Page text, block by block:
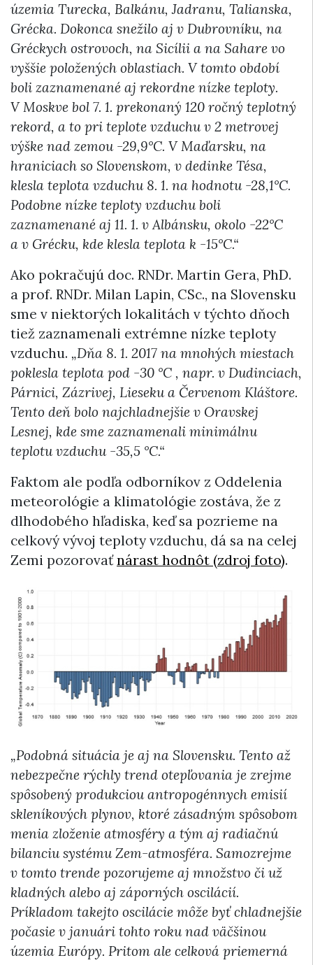
územia Turecka, Balkánu, Jadranu, Talianska,
Grécka. Dokonca snežilo aj v Dubrovníku, na
Gréckych ostrovoch, na Sicílii a na Sahare vo
vyššie položených oblastiach. V tomto období
boli zaznamenané aj rekordne nízke teploty.
V Moskve bol 7. 1. prekonaný 120 ročný teplotný
rekord, a to pri teplote vzduchu v 2 metrovej
výške nad zemou -29,9°C. V Maďarsku, na
hraniciach so Slovenskom, v dedinke Tésa,
klesla teplota vzduchu 8. 1. na hodnotu -28,1°C.
Podobne nízke teploty vzduchu boli
zaznamenané aj 11. 1. v Albánsku, okolo -22°C
a v Grécku, kde klesla teplota k -15°C.“
Ako pokračujú doc. RNDr. Martin Gera, PhD.
a prof. RNDr. Milan Lapin, CSc., na Slovensku
sme v niektorých lokalitách v týchto dňoch
tiež zaznamenali extrémne nízke teploty
vzduchu. „Dňa 8. 1. 2017 na mnohých miestach
poklesla teplota pod -30 °C , napr. v Dudinciach,
Párnici, Zázrivej, Lieseku a Červenom Kláštore.
Tento deň bolo najchladnejšie v Oravskej
Lesnej, kde sme zaznamenali minimálnu
teplotu vzduchu -35,5 °C.“
Faktom ale podľa odborníkov z Oddelenia
meteorológie a klimatológie zostáva, že z
dlhodobého hľadiska, keď sa pozrieme na
celkový vývoj teploty vzduchu, dá sa na celej
Zemi pozorovaťnárast hodnôt (zdroj foto).
„Podobná situácia je aj na Slovensku. Tento až
nebezpečne rýchly trend otepľovania je zrejme
spôsobený produkciou antropogénnych emisií
skleníkových plynov, ktoré zásadným spôsobom
menia zloženie atmosféry a tým aj radiačnú
bilanciu systému Zem-atmosféra. Samozrejme
v tomto trende pozorujeme aj množstvo či už
kladných alebo aj záporných oscilácií.
Príkladom takejto oscilácie môže byť chladnejšie
počasie v januári tohto roku nad väčšinou
územia Európy. Pritom ale celková priemerná